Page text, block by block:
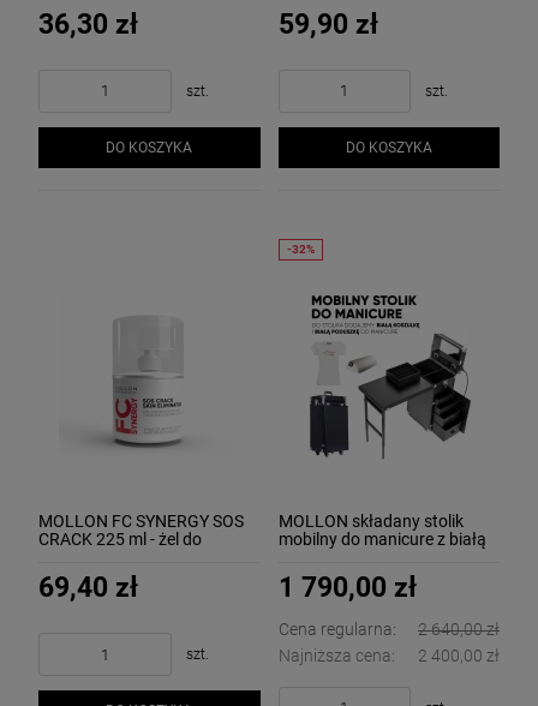
FOOT OINTMENT WITH
MURUMURU BUTTER
36,30 zł
szt.
DO KOSZYKA
WITH SQUALENE
59,90 zł
szt.
DO KOSZYKA
MOLLON FC SYNERGY SOS
CRACK 225 ml - żel do
naskórka
69,40 zł
szt.
MOLLON składany stolik
mobilny do manicure z białą
1 790,00 zł
Cena regularna:
2 640,00 zł
Najniższa cena:
2 400,00 zł